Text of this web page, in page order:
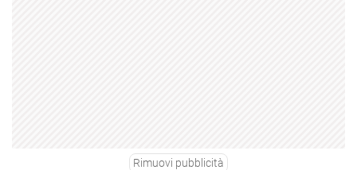
Rimuovi pubblicità